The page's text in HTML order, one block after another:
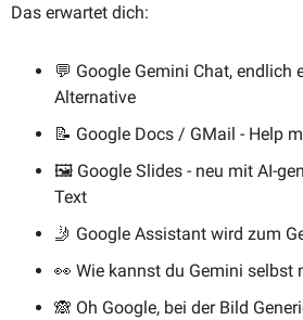
Das erwartet dich:
💬 Google Gemini Chat, endlich
Alternative
📝 Google Docs / GMail - Help
🖼️ Google Slides - neu mit AI-
Text
🤳 Google Assistant wird zum
👀 Wie kannst du Gemini selbst
🙈 Oh Google, bei der Bild